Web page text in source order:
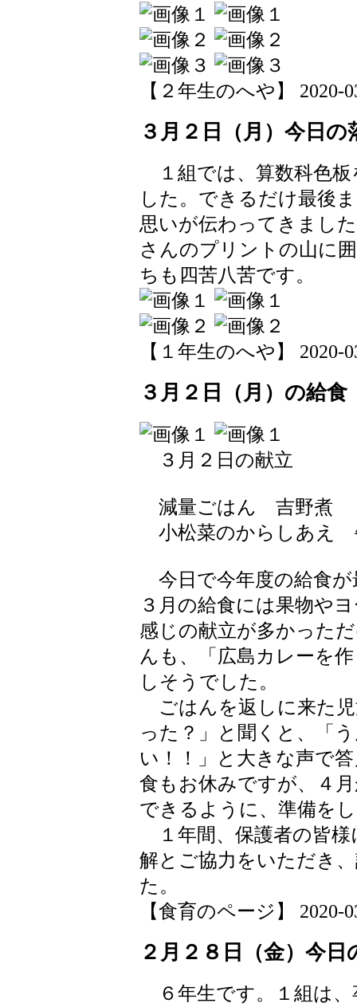
【２年生のへや】 2020-
３月２日（月）今日
１組では、算数科色
した。できるだけ最後
思いが伝わってきまし
さんのプリントの山に
ちも四苦八苦です。
【１年生のへや】 2020-
３月２日（月）の給食
３月２日の献立
減量ごはん 吉野煮
小松菜のからしあえ
今日で今年度の給食
３月の給食には果物や
感じの献立が多かった
んも、「広島カレーを
しそうでした。
ごはんを返しに来た
った？」と聞くと、「
い！！」と大きな声で
食もお休みですが、４
できるように、準備を
１年間、保護者の皆様
解とご協力をいただき
た。
【食育のページ】 2020-
２月２８日（金）今
６年生です。１組は、